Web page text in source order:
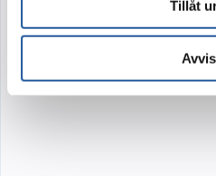
Tillåt
du valt. Ibland behöver vi
tillräckligt fin för dagen. Detta
beställning ska bli så